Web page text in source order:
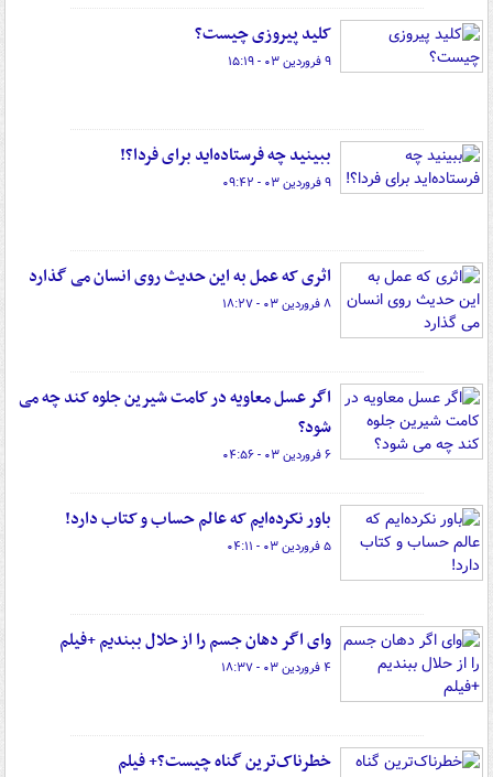
کلید پیروزی چیست؟
۹ فروردین ۰۳ - ۱۵:۱۹
ببینید چه فرستاده‌اید برای فردا؟!
۹ فروردین ۰۳ - ۰۹:۴۲
اثری که عمل به این حدیث روی انسان می گذارد
۸ فروردین ۰۳ - ۱۸:۲۷
اگر عسل معاویه در کامت شیرین جلوه کند چه می
شود؟
۶ فروردین ۰۳ - ۰۴:۵۶
باور نکرده‌ایم که عالم حساب و کتاب دارد!
۵ فروردین ۰۳ - ۰۴:۱۱
وای اگر دهان جسم را از حلال ببندیم +فیلم
۴ فروردین ۰۳ - ۱۸:۳۷
خطرناک‌ترین گناه چیست؟+ فیلم